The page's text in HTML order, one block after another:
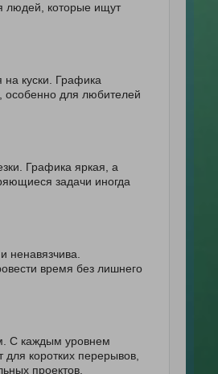
людей, которые ищут
на куски. Графика
особенно для любителей
Графика яркая, а
задачи иногда
ненавязчива.
время без лишнего
С каждым уровнем
коротких перерывов,
проектов.